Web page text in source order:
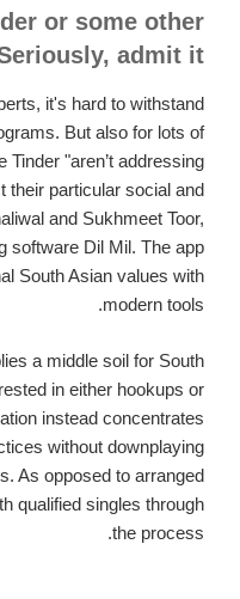
mucho
en
ultimos
tiempos
or some other
admit it.
it's hard to withstand
But also for lots of
"aren’t addressing
their particular social and
and Sukhmeet Toor,
software Dil Mil. The app
South Asian values with
modern tools.
a middle soil for South
in either hookups or
instead concentrates
without downplaying
As opposed to arranged
qualified singles through
the process.